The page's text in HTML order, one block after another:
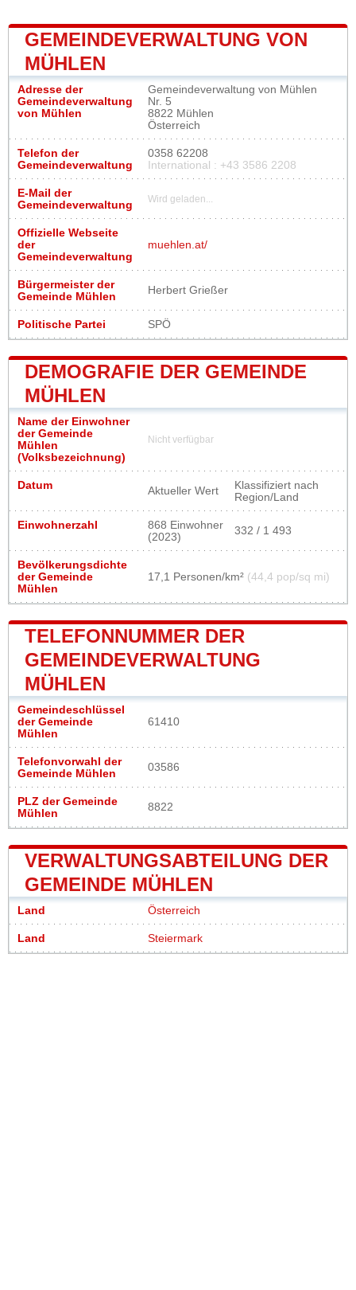
GEMEINDEVERWALTUNG VON
MÜHLEN
Adresse der
Gemeindeverwaltung
von Mühlen
Gemeindeverwaltung von Mühlen
Nr. 5
8822 Mühlen
Österreich
Telefon der
Gemeindeverwaltung
0358 62208
International : +43 3586 2208
E-Mail der
Gemeindeverwaltung
Wird geladen...
Offizielle Webseite
der
Gemeindeverwaltung
muehlen.at/
Bürgermeister der
Gemeinde Mühlen
Herbert Grießer
Politische Partei SPÖ
DEMOGRAFIE DER GEMEINDE
MÜHLEN
Name der Einwohner
der Gemeinde
Mühlen
(Volksbezeichnung)
Nicht verfügbar
Datum Aktueller Wert
Klassifiziert nach
Region/Land
Einwohnerzahl
868 Einwohner
(2023)
332 / 1 493
Bevölkerungsdichte
der Gemeinde
Mühlen
17,1 Personen/km² (44,4 pop/sq mi)
TELEFONNUMMER DER
GEMEINDEVERWALTUNG
MÜHLEN
Gemeindeschlüssel
der Gemeinde
Mühlen
61410
Telefonvorwahl der
Gemeinde Mühlen
03586
PLZ der Gemeinde
Mühlen
8822
VERWALTUNGSABTEILUNG DER
GEMEINDE MÜHLEN
Land Österreich
Land Steiermark